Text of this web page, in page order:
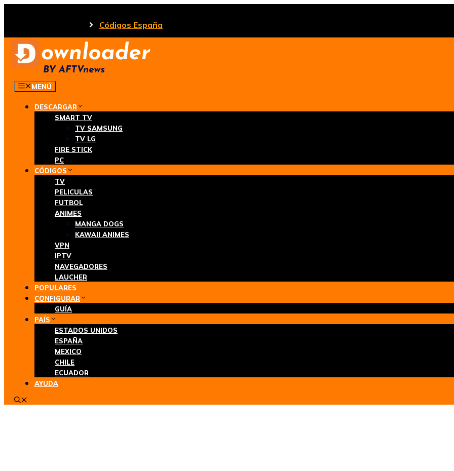
Códigos España
MENÚ
DESCARGAR
SMART TV
TV SAMSUNG
TV LG
FIRE STICK
PC
CÓDIGOS
TV
PELICULAS
FUTBOL
ANIMES
MANGA DOGS
KAWAII ANIMES
VPN
IPTV
NAVEGADORES
LAUCHER
POPULARES
CONFIGURAR
GUÍA
PAÍS
ESTADOS UNIDOS
ESPAÑA
MEXICO
CHILE
ECUADOR
AYUDA